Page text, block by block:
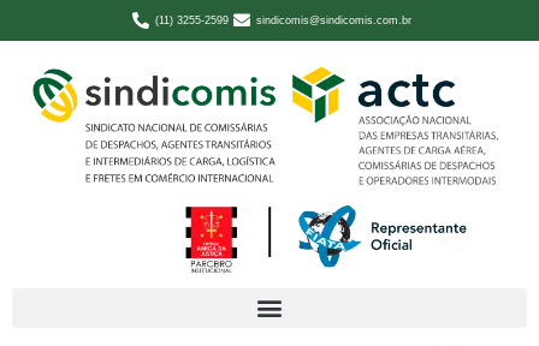
(11) 3255-2599 sindicomis@sindicomis.com.br